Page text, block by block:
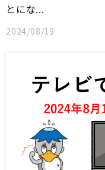
とにな...
2024/08/19